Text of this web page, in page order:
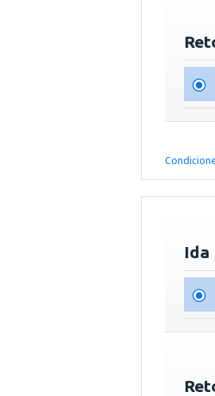
Ida